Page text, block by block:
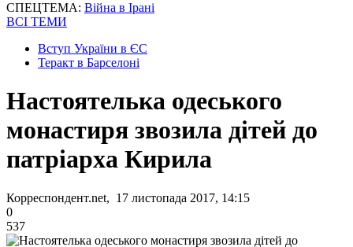
СПЕЦТЕМА: Війна в Ірані
ВСІ ТЕМИ
Вступ України в ЄС
Теракт в Барселоні
Настоятелька одеського
монастиря звозила дітей до
патріарха Кирила
Корреспондент.net, 17 листопада 2017, 14:15
0
537